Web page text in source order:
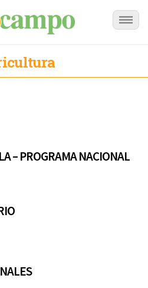
– PROGRAMA NACIONAL